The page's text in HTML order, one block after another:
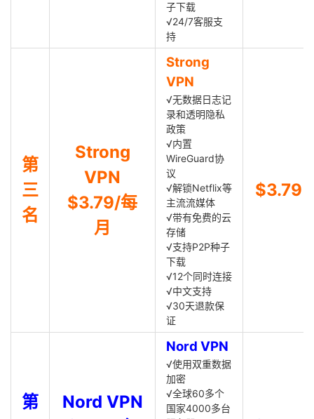
子下载
√24/7客服支
持
第
三
名
Strong
VPN
$3.79/每
月
Strong
VPN
√无数据日志记
录和透明隐私
政策
√内置
WireGuard协
议
√解锁Netflix等
主流流媒体
√带有免费的云
存储
√支持P2P种子
下载
√12个同时连接
√中文支持
√30天退款保
证
$3.79
第
Nord VPN
Nord VPN
√使用双重数据
加密
√全球60多个
国家4000多台